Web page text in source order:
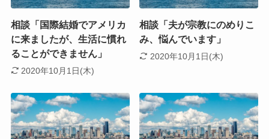
相談「国際結婚でアメリカ
に来ましたが、生活に慣れ
ることができません」
2020年10月1日(木)
相談「夫が宗教にのめりこ
み、悩んでいます」
2020年10月1日(木)